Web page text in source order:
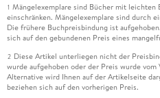
1 Mängelexemplare sind Bücher mit leichten
einschränken. Mängelexemplare sind durch
Die frühere Buchpreisbindung ist
sich auf den gebundenen Preis eines
2 Diese Artikel unterliegen nicht der
wurde aufgehoben oder der Preis wurde
Alternative wird Ihnen auf der Artikelseite
beziehen sich auf den vorherigen Preis.